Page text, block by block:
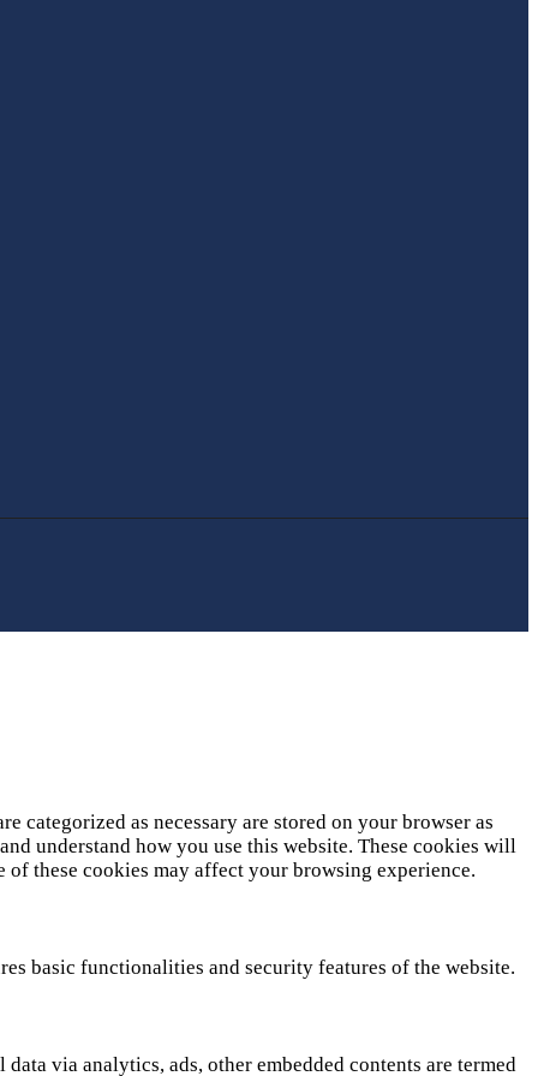
categorized as necessary are stored on your browser as
understand how you use this website. These cookies will
these cookies may affect your browsing experience.
basic functionalities and security features of the website.
via analytics, ads, other embedded contents are termed